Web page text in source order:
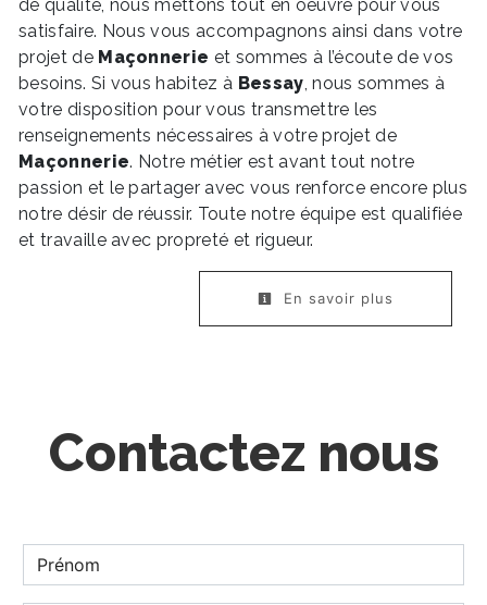
de qualité, nous mettons tout en oeuvre pour vous
satisfaire. Nous vous accompagnons ainsi dans votre
projet de Maçonnerie et sommes à l’écoute de vos
besoins. Si vous habitez à Bessay, nous sommes à
votre disposition pour vous transmettre les
renseignements nécessaires à votre projet de
Maçonnerie. Notre métier est avant tout notre
passion et le partager avec vous renforce encore plus
notre désir de réussir. Toute notre équipe est qualifiée
et travaille avec propreté et rigueur.
En savoir plus
Contactez nous